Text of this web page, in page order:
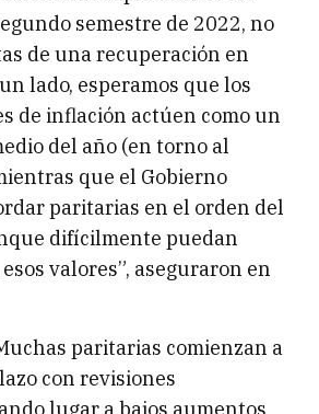
semestre de 2022, no
de una recuperación en
lado, esperamos que los
de inflación actúen como un
del año (en torno al
que el Gobierno
paritarias en el orden del
difícilmente puedan
valores”, aseguraron en
paritarias comienzan a
con revisiones
lugar a bajos aumentos